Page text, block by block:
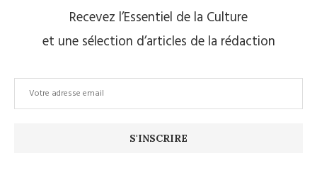
Recevez l’Essentiel de la Culture
et une sélection d’articles de la rédaction